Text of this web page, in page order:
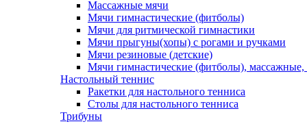
Массажные мячи
Мячи гимнастические (фитболы)
Мячи для ритмической гимнастики
Мячи прыгуны(хопы) с рогами и ручками
Мячи резиновые (детские)
Мячи гимнастические (фитболы),
Настольный теннис
Ракетки для настольного тенниса
Столы для настольного тенниса
Трибуны